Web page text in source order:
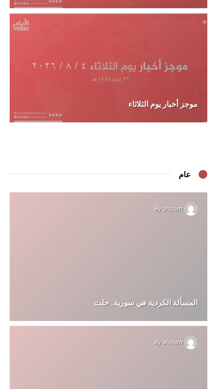
موجز أخبار يوم الثلاثاء
عام
Byalayam
المسألة الكردية في سورية.. حلت
Byalayam